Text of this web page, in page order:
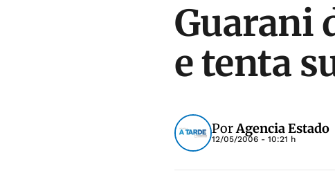
Guarani
e tenta
PorAgencia Estado
12/05/2006 - 10:21 h